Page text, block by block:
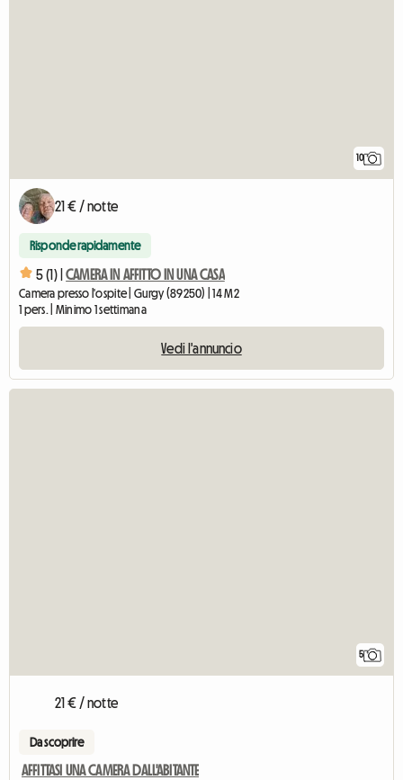
10
21 € / notte
Risponde rapidamente
5 (1) | CAMERA IN AFFITTO IN UNA CASA
Camera presso l'ospite | Gurgy (89250) | 14 M2
1 pers. | Minimo 1 settimana
Vedi l'annuncio
5
21 € / notte
Da scoprire
AFFITTASI UNA CAMERA DALL'ABITANTE